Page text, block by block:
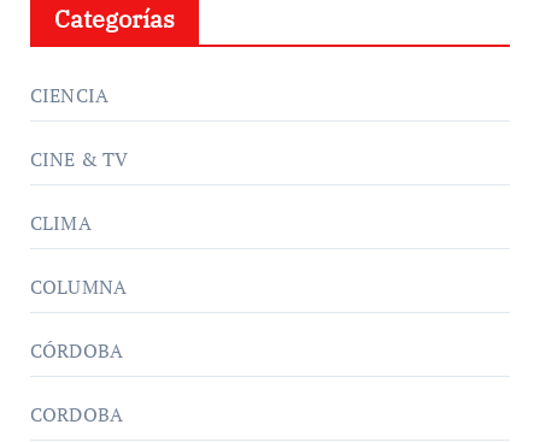
Categorías
CIENCIA
CINE & TV
CLIMA
COLUMNA
CÓRDOBA
CORDOBA